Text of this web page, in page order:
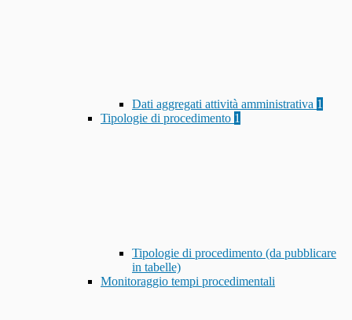
Dati aggregati attività amministrativa 1
Tipologie di procedimento 1
Tipologie di procedimento (da pubblicare
in tabelle)
Monitoraggio tempi procedimentali